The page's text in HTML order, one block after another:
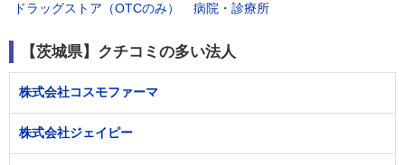
ドラッグストア（OTCのみ）
病院・診療所
【茨城県】クチコミの多い法人
株式会社コスモファーマ
株式会社ジェイピー